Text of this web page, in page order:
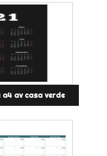
av casa verde